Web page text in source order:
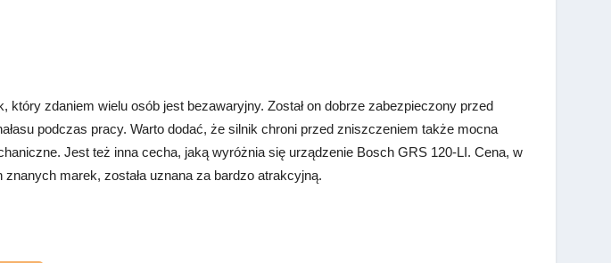
zdaniem wielu osób jest bezawaryjny. Został on dobrze zabezpieczony przed
podczas pracy. Warto dodać, że silnik chroni przed zniszczeniem także mocna
Jest też inna cecha, jaką wyróżnia się urządzenie Bosch GRS 120-LI. Cena, w
marek, została uznana za bardzo atrakcyjną.